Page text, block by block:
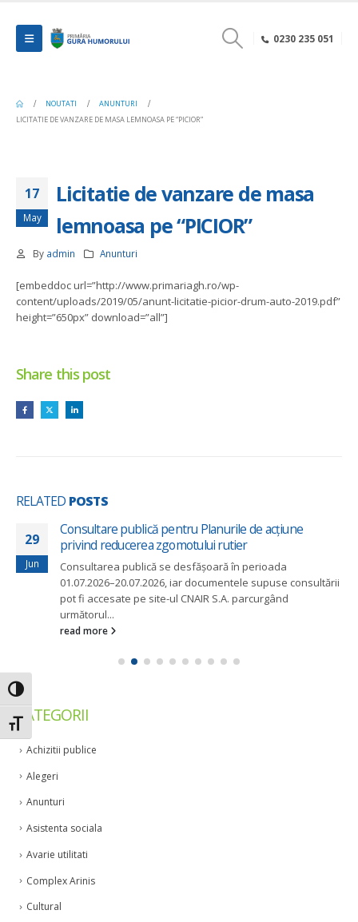
Toggle High Contrast
Toggle Font size
0230 235 051
NOUTATI
ANUNTURI
LICITATIE DE VANZARE DE MASA LEMNOASA PE “PICIOR”
17
May
Licitatie de vanzare de masa
lemnoasa pe “PICIOR”
By admin Anunturi
[embeddoc url=”http://www.primariagh.ro/wp-
content/uploads/2019/05/anunt-licitatie-picior-drum-auto-2019.pdf”
height=”650px” download=”all”]
Share this post
RELATED POSTS
29
Jun
Consultare publică pentru Planurile de acțiune
privind reducerea zgomotului rutier
Consultarea publică se desfășoară în perioada
01.07.2026–20.07.2026, iar documentele supuse consultării
pot fi accesate pe site-ul CNAIR S.A. parcurgând
următorul...
read more
CATEGORII
Achizitii publice
Alegeri
Anunturi
Asistenta sociala
Avarie utilitati
Complex Arinis
Cultural